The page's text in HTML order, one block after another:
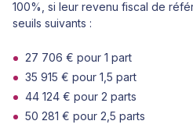
100%, si leur revenu fiscal de
seuils suivants :
27 706 € pour 1 part
35 915 € pour 1,5 part
44 124 € pour 2 parts
50 281 € pour 2,5 parts